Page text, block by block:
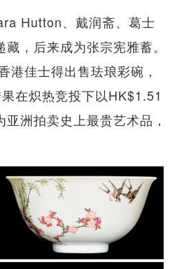
Hutton、戴润斋、葛士
，后来成为张宗宪雅蓄。
港佳士得出售珐琅彩碗，
在炽热竞投下以HK$1.51
洲拍卖史上最贵艺术品，